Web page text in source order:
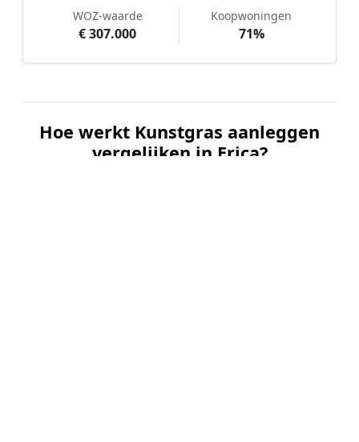
WOZ-waarde
€ 307.000
Koopwoningen
71%
Hoe werkt Kunstgras aanleggen
vergelijken in Erica?